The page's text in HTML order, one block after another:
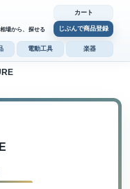
場から、探せる
カート
じぶんで商品登録
電動工具 楽器